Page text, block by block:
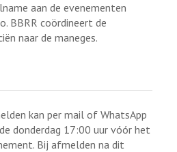
aan de evenementen
BBRR coördineert de
naar de maneges.
kan per mail of WhatsApp
donderdag 17:00 uur vóór het
Bij afmelden na dit